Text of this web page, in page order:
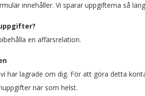
innehåller. Vi sparar uppgifterna så
en affärsrelation.
lagrade om dig. För att göra detta
när som helst.